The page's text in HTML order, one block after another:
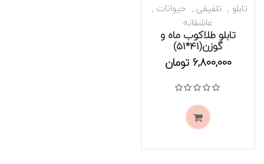
موجود است
تابلو تلفیقی
حیوانات
عاشقانه
تابلو طلاکوب ماه و
گوزن(41*51)
6,800,000 تومان
نمره0از 5